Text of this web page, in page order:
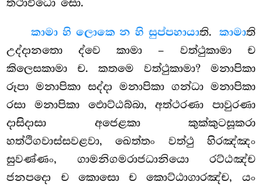
තථාවිධො සො.
කාමා හි ලොකෙ න හි සුප්පහායාති. කාමාති
උද්දානතො ද්වෙ කාමා – වත්ථුකාමා ච
කිලෙසකාමා ච. කතමෙ වත්ථුකාමා? මනාපිකා
රූපා මනාපිකා සද්දා මනාපිකා ගන්ධා මනාපිකා
රසා මනාපිකා ඵොට්ඨබ්බා, අත්ථරණා පාවුරණා
දාසිදාසා අජෙළකා කුක්කුටසූකරා
හත්ථිගවාස්සවළවා, ඛෙත්තං වත්ථු හිරඤ්ඤං
සුවණ්ණං, ගාමනිගමරාජධානියො රට්ඨඤ්ච
ජනපදො ච කොසො ච කොට්ඨාගාරඤ්ච, යං